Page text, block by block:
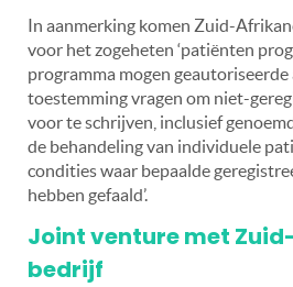
In aanmerking komen Zuid-
voor het zogeheten ‘patiënten
programma mogen geautoriseerde
toestemming vragen om niet-
voor te schrijven, inclusief
de behandeling van individuele
condities waar bepaalde
hebben gefaald’.
Joint venture met
bedrijf